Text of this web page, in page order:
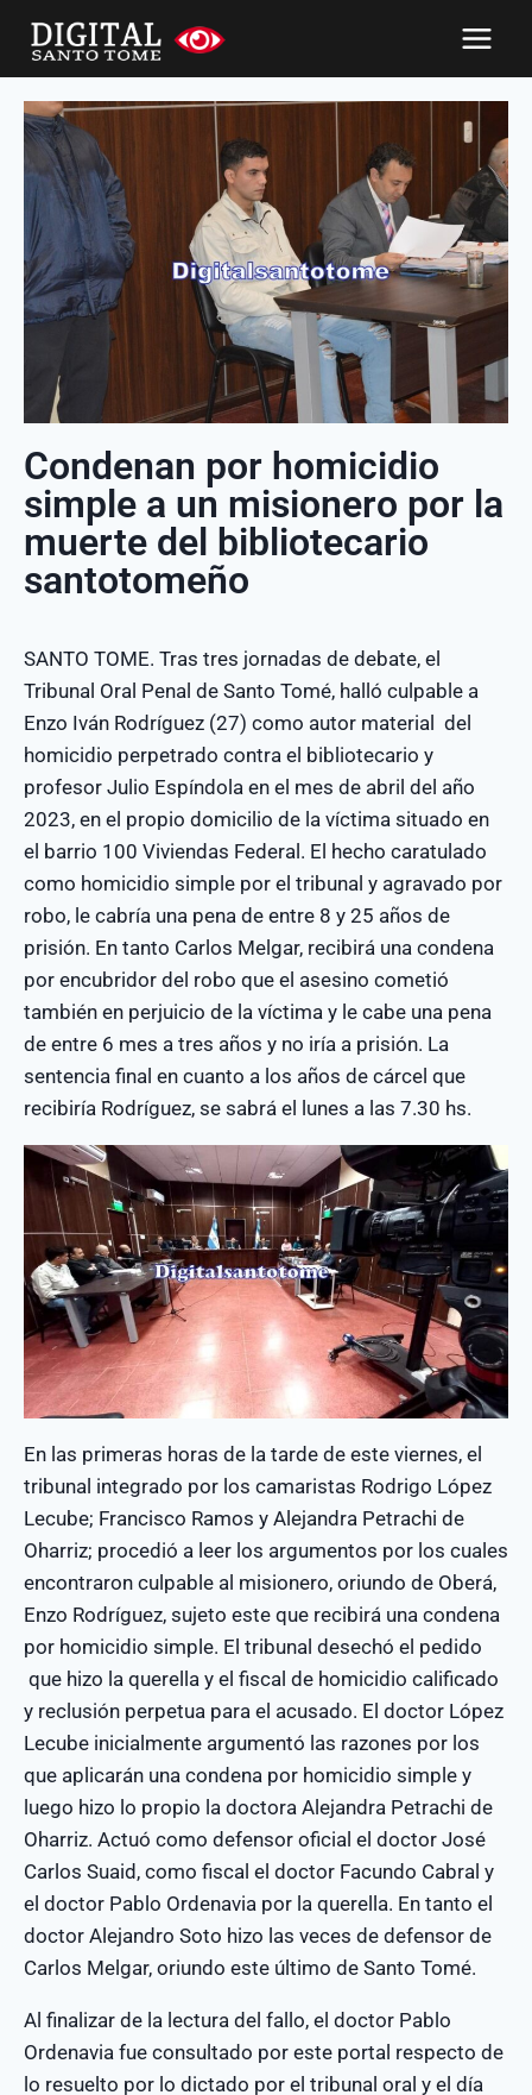
Condenan por homicidio
simple a un misionero por la
muerte del bibliotecario
santotomeño
SANTO TOME. Tras tres jornadas de debate, el
Tribunal Oral Penal de Santo Tomé, halló culpable a
Enzo Iván Rodríguez (27) como autor material del
homicidio perpetrado contra el bibliotecario y
profesor Julio Espíndola en el mes de abril del año
2023, en el propio domicilio de la víctima situado en
el barrio 100 Viviendas Federal. El hecho caratulado
como homicidio simple por el tribunal y agravado por
robo, le cabría una pena de entre 8 y 25 años de
prisión. En tanto Carlos Melgar, recibirá una condena
por encubridor del robo que el asesino cometió
también en perjuicio de la víctima y le cabe una pena
de entre 6 mes a tres años y no iría a prisión. La
sentencia final en cuanto a los años de cárcel que
recibiría Rodríguez, se sabrá el lunes a las 7.30 hs.
En las primeras horas de la tarde de este viernes, el
tribunal integrado por los camaristas Rodrigo López
Lecube; Francisco Ramos y Alejandra Petrachi de
Oharriz; procedió a leer los argumentos por los cuales
encontraron culpable al misionero, oriundo de Oberá,
Enzo Rodríguez, sujeto este que recibirá una condena
por homicidio simple. El tribunal desechó el pedido
que hizo la querella y el fiscal de homicidio calificado
y reclusión perpetua para el acusado. El doctor López
Lecube inicialmente argumentó las razones por los
que aplicarán una condena por homicidio simple y
luego hizo lo propio la doctora Alejandra Petrachi de
Oharriz. Actuó como defensor oficial el doctor José
Carlos Suaid, como fiscal el doctor Facundo Cabral y
el doctor Pablo Ordenavia por la querella. En tanto el
doctor Alejandro Soto hizo las veces de defensor de
Carlos Melgar, oriundo este último de Santo Tomé.
Al finalizar de la lectura del fallo, el doctor Pablo
Ordenavia fue consultado por este portal respecto de
lo resuelto por lo dictado por el tribunal oral y el día